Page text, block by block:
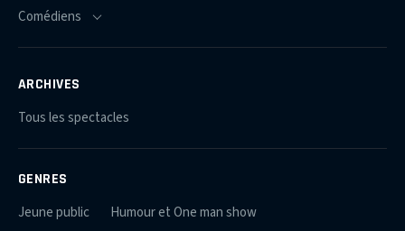
ARCHIVES
Tous les spectacles
GENRES
Jeune public
Humour et One man show